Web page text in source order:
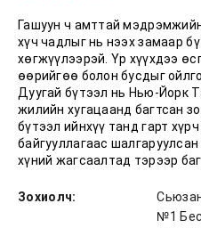
Гашуун ч амттай
хүч чадлыг нь нээх замаар
хөгжүүлээрэй. Үр хүүхдээ
өөрийгөө болон бусдыг
Дуугай бүтээл нь Нью-Йорк
жилийн хугацаанд багтсан
бүтээл ийнхүү танд гарт
байгууллагаас
хүний жагсаалтад тэрээр
Зохиолч:
№1